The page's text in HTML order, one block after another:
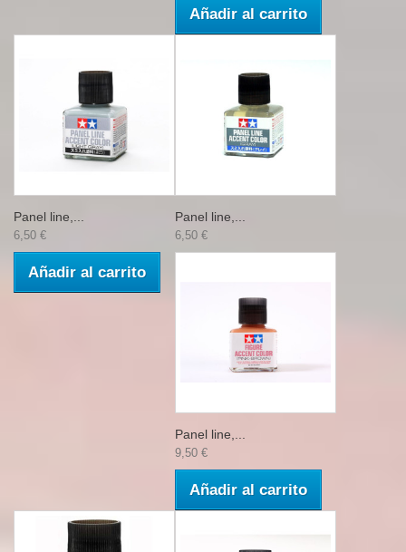
Añadir al carrito
Panel line,...
6,50 €
Añadir al carrito
Panel line,...
6,50 €
Panel line,...
9,50 €
Añadir al carrito